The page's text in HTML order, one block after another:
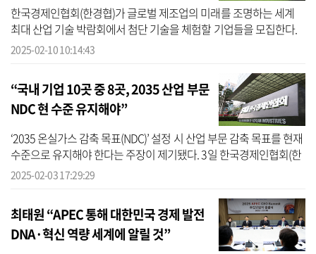
한국경제인협회(한경협)가 글로벌 제조업의 미래를 조명하는 세계
최대 산업 기술 박람회에서 첨단 기술을 체험할 기업들을 모집한다.
10일 한경협에 따르면 한경협 국제경영원은 다음달 30일부터 4월 6
2025-02-10 10:14:43
“국내 기업 10곳 중 8곳, 2035 산업 부문
NDC 현 수준 유지해야”
‘2035 온실가스 감축 목표(NDC)’ 설정 시 산업 부문 감축 목표를 현재
수준으로 유지해야 한다는 주장이 제기됐다. 3일 한국경제인협회(한
경협)가 시장조사기관 모노리서치에 의뢰해 매출액 기준 1000대 제
2025-02-03 17:29:29
최태원 “APEC 통해 대한민국 경제 발전
DNA·혁신 역량 세계에 알릴 것”